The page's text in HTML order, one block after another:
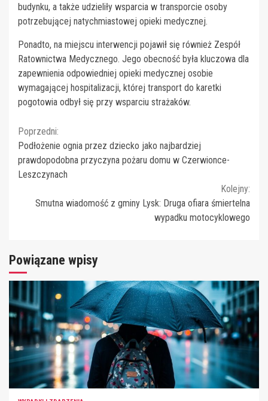
budynku, a także udzieliły wsparcia w transporcie osoby
potrzebującej natychmiastowej opieki medycznej.
Ponadto, na miejscu interwencji pojawił się również Zespół
Ratownictwa Medycznego. Jego obecność była kluczowa dla
zapewnienia odpowiedniej opieki medycznej osobie
wymagającej hospitalizacji, której transport do karetki
pogotowia odbył się przy wsparciu strażaków.
Continue
Reading
Poprzedni:
Podłożenie ognia przez dziecko jako najbardziej
prawdopodobna przyczyna pożaru domu w Czerwionce-
Leszczynach
Kolejny:
Smutna wiadomość z gminy Lysk: Druga ofiara śmiertelna
wypadku motocyklowego
Powiązane wpisy